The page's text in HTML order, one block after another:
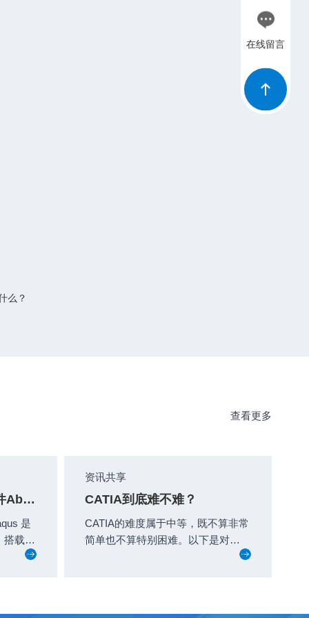
么？
查看更多
一文解析有限元分析软件Abaqus的含义
是
搭载齐
够协助
资讯共享
CATIA到底难不难？
CATIA的难度属于中等，既不算非常
简单也不算特别困难。以下是对
在线留言